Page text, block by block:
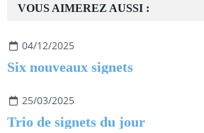
VOUS AIMEREZ AUSSI :
04/12/2025
Six nouveaux signets
25/03/2025
Trio de signets du jour